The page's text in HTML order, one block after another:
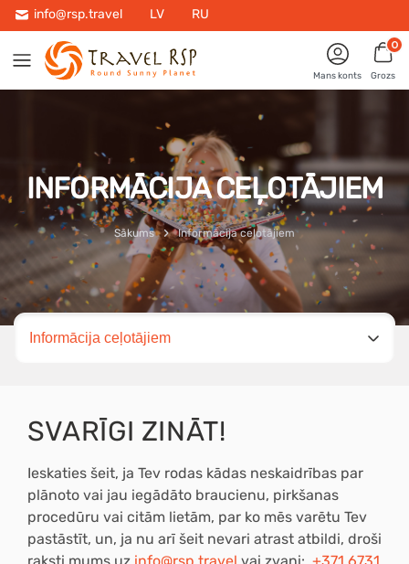
info@rsp.travel LV RU
Mans konts
0
Grozs
INFORMĀCIJA CEĻOTĀJIEM
Sākums Informācija ceļotājiem
Izvēlies lapu
Informācija ceļotājiem
SVARĪGI ZINĀT!
Ieskaties šeit, ja Tev rodas kādas neskaidrības par
plānoto vai jau iegādāto braucienu, pirkšanas
procedūru vai citām lietām, par ko mēs varētu Tev
pastāstīt, un, ja nu arī šeit nevari atrast atbildi, droši